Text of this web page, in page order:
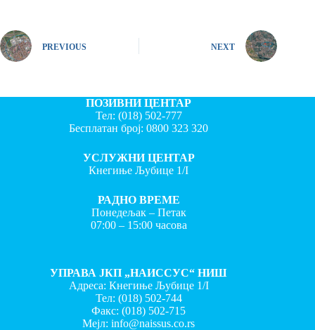
PREVIOUS NEXT
ПОЗИВНИ ЦЕНТАР
Тел: (018) 502-777
Бесплатан број:0800 323 320
УСЛУЖНИ ЦЕНТАР
Кнегиње Љубице 1/I
РАДНО ВРЕМЕ
Понедељак – Петак
07:00 – 15:00 часова
УПРАВА ЈКП „НАИССУС“ НИШ
Адреса: Кнегиње Љубице 1/I
Тел: (018) 502-744
Факс:(018) 502-715
Мејл:info@naissus.co.rs